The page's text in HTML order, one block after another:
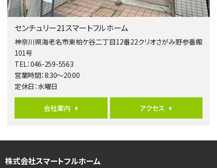
第5位
3,680万円
バ19分・ 歩8分
開放感があり日当たり良好な南西・北西角地区画。 …
第6位
4ＳＬＤＫ
海老名駅
センチュリー21スマートフルホーム
神奈川県海老名市東柏ケ谷二丁目12番22クリオさがみ野参番館
101号
TEL：046-259-5563
営業時間：8:30～20:00
定休日：水曜日
会社案内 アクセス
株式会社スマートフルホーム